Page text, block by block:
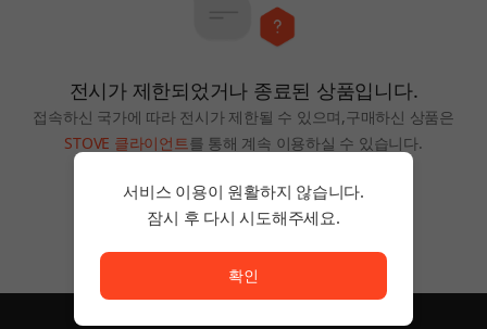
전시가 제한되었거나 종료된 상품입니다.
접속하신 국가에 따라 전시가 제한될 수 있으며,구매하신 상품은
STOVE 클라이언트를 통해 계속 이용하실 수 있습니다.
홈으로
서비스 이용이 원활하지 않습니다.
잠시 후 다시 시도해주세요.
확인